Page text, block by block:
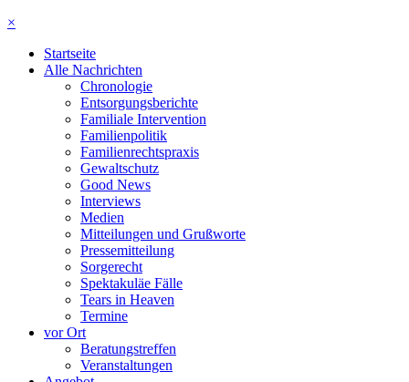
×
Startseite
Alle Nachrichten
Chronologie
Entsorgungsberichte
Familiale Intervention
Familienpolitik
Familienrechtspraxis
Gewaltschutz
Good News
Interviews
Medien
Mitteilungen und Grußworte
Pressemitteilung
Sorgerecht
Spektakuläe Fälle
Tears in Heaven
Termine
vor Ort
Beratungstreffen
Veranstaltungen